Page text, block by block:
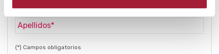
(*) Campos obligatorios